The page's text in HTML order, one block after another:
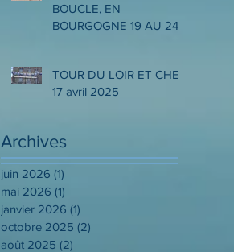
BOUCLE, EN
BOURGOGNE 19 AU 24
TOUR DU LOIR ET CHER
17 avril 2025
Archives
juin 2026 (1)
mai 2026 (1)
janvier 2026 (1)
octobre 2025 (2)
août 2025 (2)